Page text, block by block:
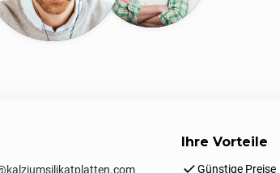
Ihre Vorteile
Günstige Preise